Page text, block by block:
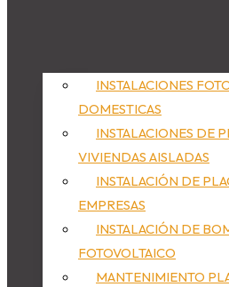
INSTALACIONES
DOMESTICAS
INSTALACIONES DE
VIVIENDAS AISLADAS
INSTALACIÓN DE
EMPRESAS
INSTALACIÓN DE
FOTOVOLTAICO
MANTENIMIENTO